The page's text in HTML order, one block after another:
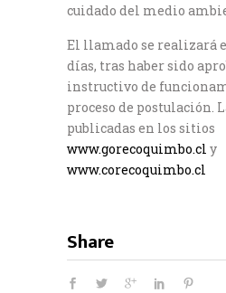
cuidado del medio
El llamado se realizará
días, tras haber sido
instructivo de
proceso de postulación.
publicadas en los sitios
www.gorecoquimbo.cl y
www.corecoquimbo.cl
Share